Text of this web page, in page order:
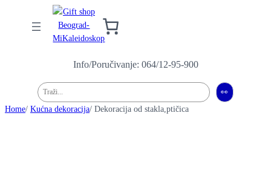
Info/Poručivanje: 064/12-95-900
Pretraga 👀
Home/ Kućna dekoracija/ Dekoracija od stakla,ptičica